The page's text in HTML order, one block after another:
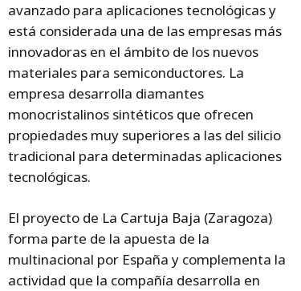
avanzado para aplicaciones tecnológicas y
está considerada una de las empresas más
innovadoras en el ámbito de los nuevos
materiales para semiconductores. La
empresa desarrolla diamantes
monocristalinos sintéticos que ofrecen
propiedades muy superiores a las del silicio
tradicional para determinadas aplicaciones
tecnológicas.
El proyecto de La Cartuja Baja (Zaragoza)
forma parte de la apuesta de la
multinacional por España y complementa la
actividad que la compañía desarrolla en